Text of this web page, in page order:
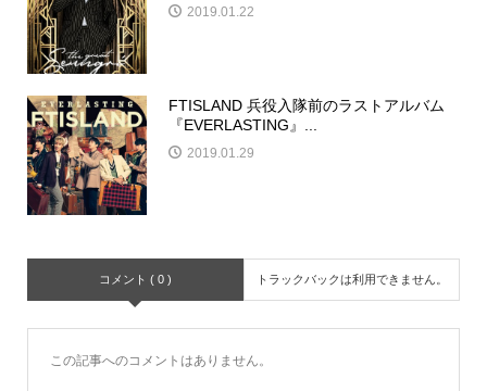
2019.01.22
FTISLAND 兵役入隊前のラストアルバム
『EVERLASTING』...
2019.01.29
コメント ( 0 ) トラックバックは利用できません。
この記事へのコメントはありません。